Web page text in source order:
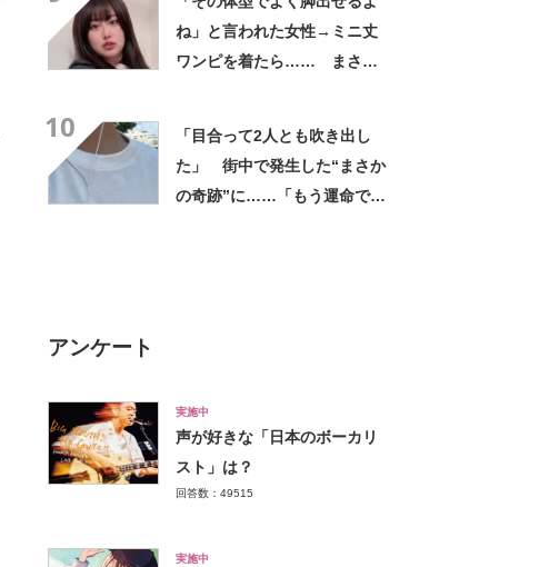
ね」と言われた女性→ミニ丈
ワンピを着たら…… まさか
10
「目合って2人とも吹き出し
た」 街中で発生した“まさか
の奇跡”に……「もう運命でし
アンケート
実施中
声が好きな「日本のボーカリ
スト」は？
回答数：49515
実施中